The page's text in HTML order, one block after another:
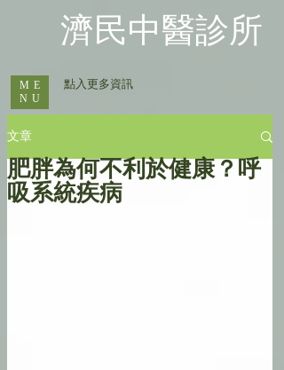
​濟民中醫診所
ME
NU
​ 點入更多資訊
文章
肥胖為何不利於健康？呼
吸系統疾病